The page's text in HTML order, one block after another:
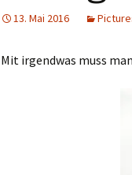
13. Mai 2016
Mit irgendwas muss